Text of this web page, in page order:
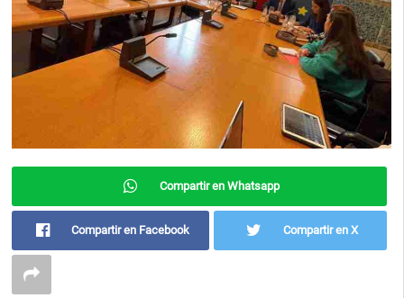
Compartir en Whatsapp
Compartir en Facebook Compartir en X